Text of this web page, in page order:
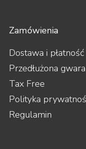
Zamówienia
Dostawa i płatność
Przedłużona
Tax Free
Polityka
Regulamin